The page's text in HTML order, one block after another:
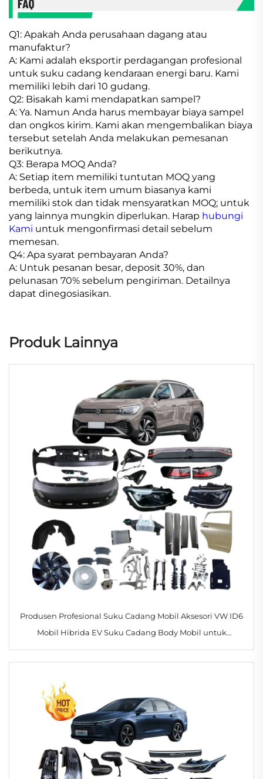
Q1: Apakah Anda perusahaan dagang atau
manufaktur?
A: Kami adalah eksportir perdagangan profesional
untuk suku cadang kendaraan energi baru. Kami
memiliki lebih dari 10 gudang.
Q2: Bisakah kami mendapatkan sampel?
A: Ya. Namun Anda harus membayar biaya sampel
dan ongkos kirim. Kami akan mengembalikan biaya
tersebut setelah Anda melakukan pemesanan
berikutnya.
Q3: Berapa MOQ Anda?
A: Setiap item memiliki tuntutan MOQ yang
berbeda, untuk item umum biasanya kami
memiliki stok dan tidak mensyaratkan MOQ; untuk
yang lainnya mungkin diperlukan. Harap hubungi
Kami untuk mengonfirmasi detail sebelum
memesan.
Q4: Apa syarat pembayaran Anda?
A: Untuk pesanan besar, deposit 30%, dan
pelunasan 70% sebelum pengiriman. Detailnya
dapat dinegosiasikan.
Produk Lainnya
Produsen Profesional Suku Cadang Mobil Aksesori VW ID6
Mobil Hibrida EV Suku Cadang Body Mobil untuk
Volkswagen ID.6